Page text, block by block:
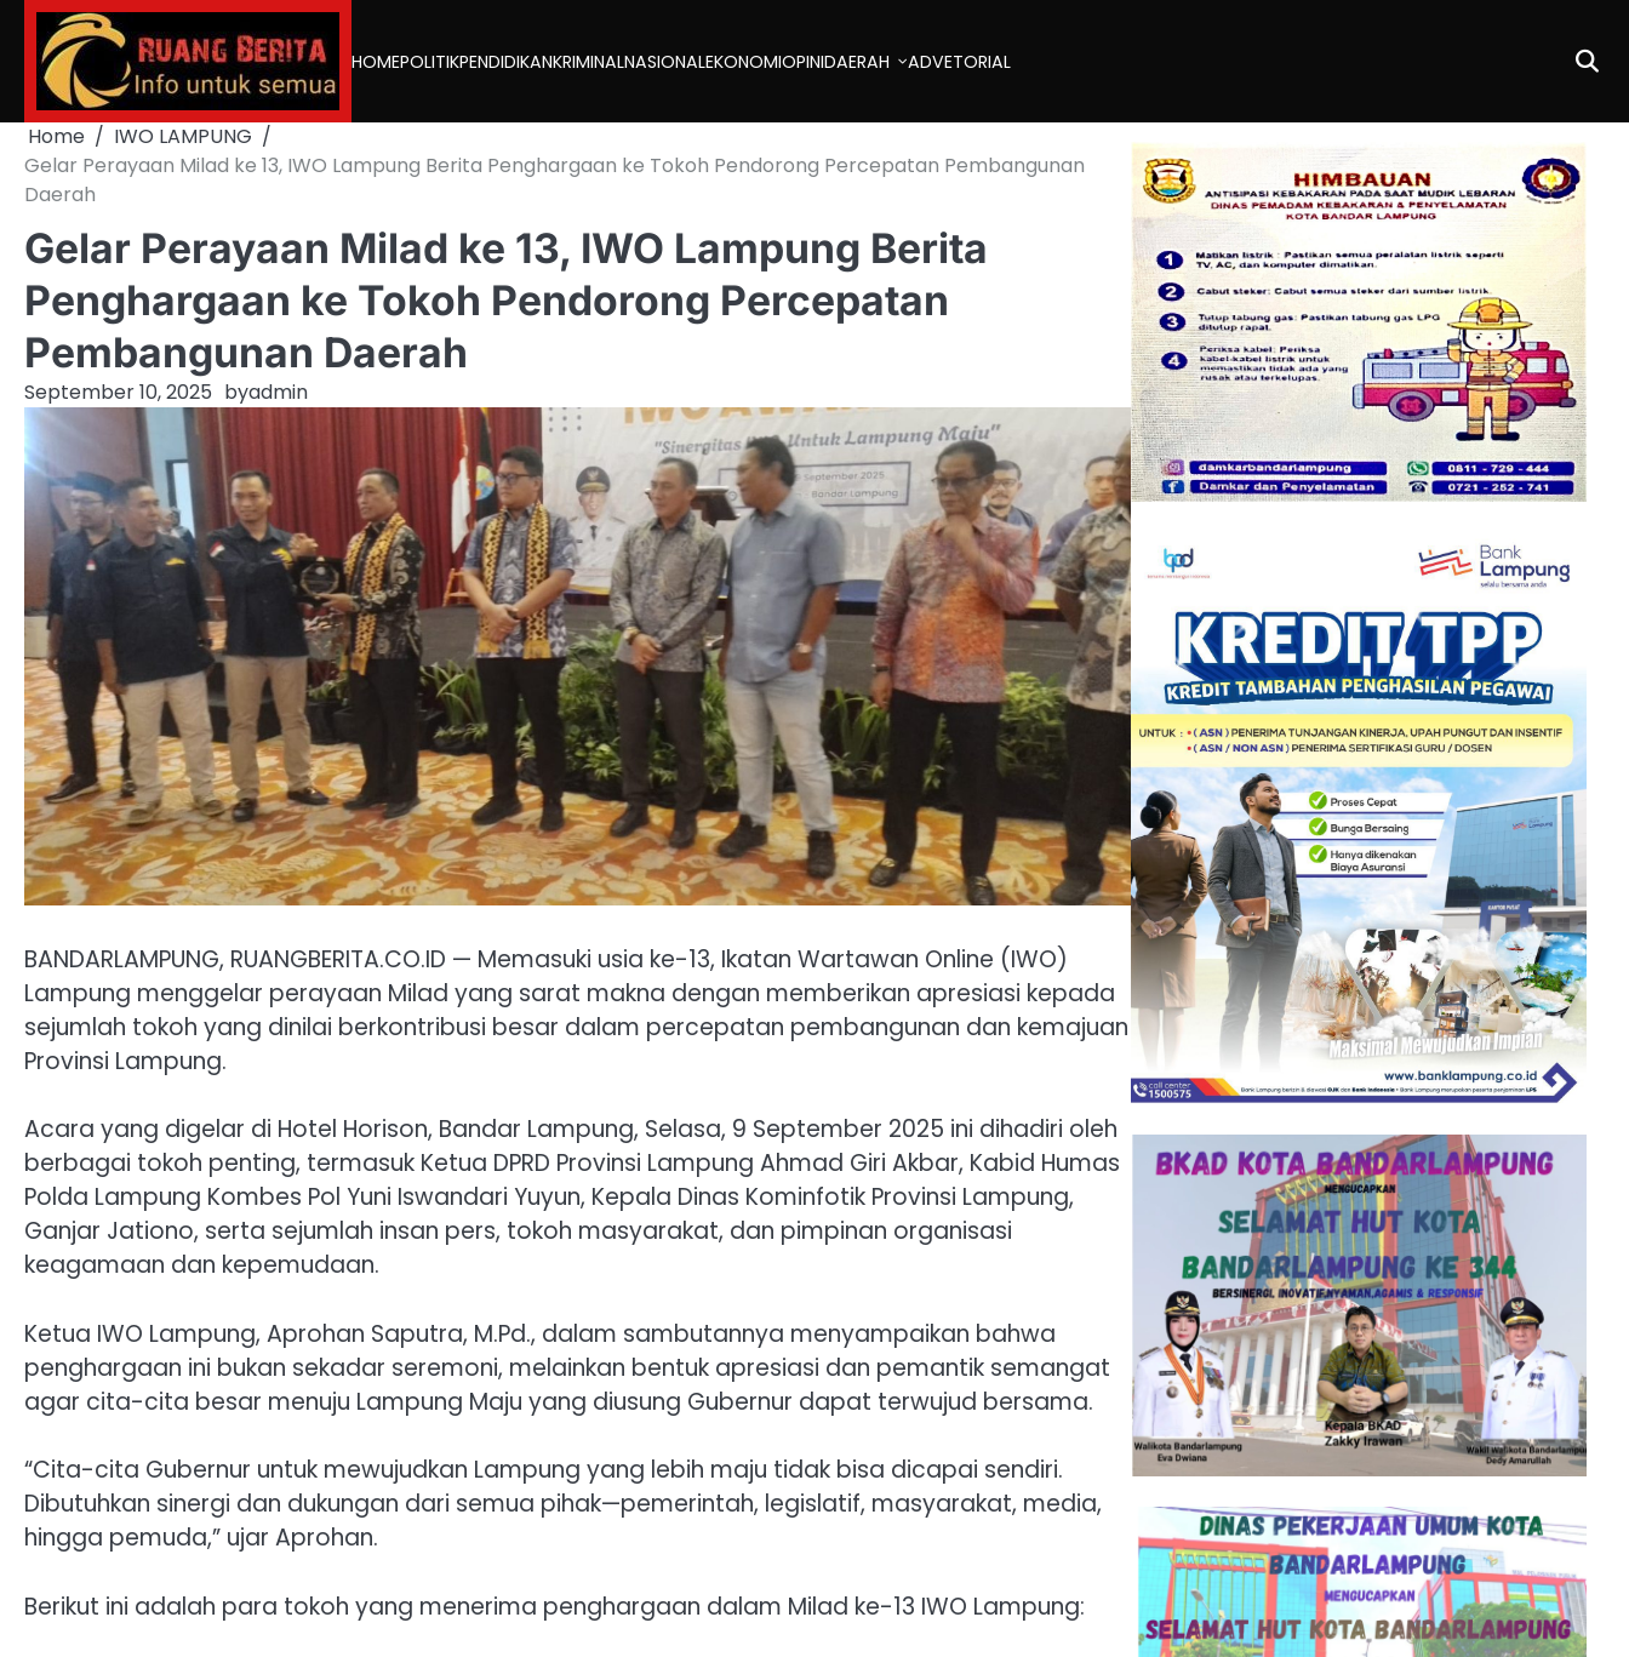
Skip
content
HOMEPOLITIKPENDIDIKANKRIMINALNASIONALEKONOMIOPINIDAERAH ADVETORIAL
Home
IWO LAMPUNG
Gelar Perayaan Milad ke 13, IWO Lampung Berita Penghargaan ke Tokoh Pendorong Percepatan Pembangunan
Daerah
Gelar Perayaan Milad ke 13, IWO Lampung Berita
Penghargaan ke Tokoh Pendorong Percepatan
Pembangunan Daerah
September 10, 2025 byadmin
BANDARLAMPUNG, RUANGBERITA.CO.ID — Memasuki usia ke-13, Ikatan Wartawan Online (IWO)
Lampung menggelar perayaan Milad yang sarat makna dengan memberikan apresiasi kepada
sejumlah tokoh yang dinilai berkontribusi besar dalam percepatan pembangunan dan kemajuan
Provinsi Lampung.
Acara yang digelar di Hotel Horison, Bandar Lampung, Selasa, 9 September 2025 ini dihadiri oleh
berbagai tokoh penting, termasuk Ketua DPRD Provinsi Lampung Ahmad Giri Akbar, Kabid Humas
Polda Lampung Kombes Pol Yuni Iswandari Yuyun, Kepala Dinas Kominfotik Provinsi Lampung,
Ganjar Jationo, serta sejumlah insan pers, tokoh masyarakat, dan pimpinan organisasi
keagamaan dan kepemudaan.
Ketua IWO Lampung, Aprohan Saputra, M.Pd., dalam sambutannya menyampaikan bahwa
penghargaan ini bukan sekadar seremoni, melainkan bentuk apresiasi dan pemantik semangat
agar cita-cita besar menuju Lampung Maju yang diusung Gubernur dapat terwujud bersama.
“Cita-cita Gubernur untuk mewujudkan Lampung yang lebih maju tidak bisa dicapai sendiri.
Dibutuhkan sinergi dan dukungan dari semua pihak—pemerintah, legislatif, masyarakat, media,
hingga pemuda,” ujar Aprohan.
Berikut ini adalah para tokoh yang menerima penghargaan dalam Milad ke-13 IWO Lampung: